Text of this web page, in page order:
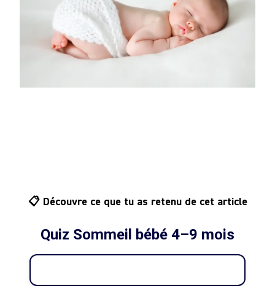
📋 Découvre ce que tu as retenu de cet article
Quiz Sommeil bébé 4–9 mois